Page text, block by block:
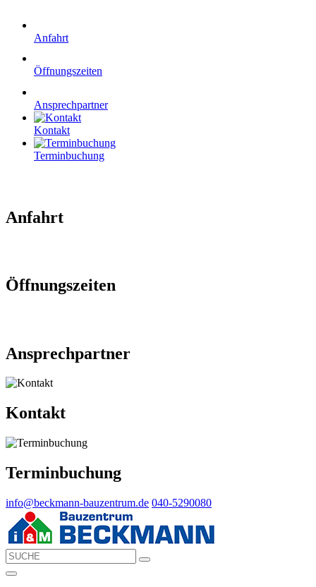
Anfahrt
Öffnungszeiten
Ansprechpartner
Kontakt
Terminbuchung
Anfahrt
Öffnungszeiten
Ansprechpartner
Kontakt
Terminbuchung
info@beckmann-bauzentrum.de 040-5290080